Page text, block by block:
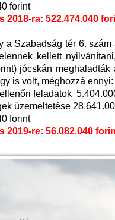
forint
2018-ra: 522.474.040
a Szabadság tér 6.
kellett
jócskán
is volt, méghozzá ennyi:
feladatok
üzemeltetése
forint
2019-re: 56.082.040